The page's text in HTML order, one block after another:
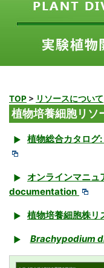
TOP > リソースについて
植物培養細胞リソ
植物総合カタロ
オンラインマニュ
documentation
植物培養細胞株リ
Brachypodium